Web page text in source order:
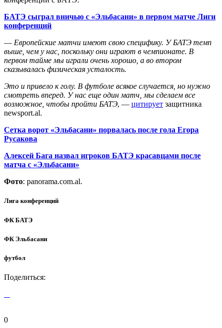
БАТЭ сыграл вничью с «Эльбасани» в первом матче Лиги
конференций
— Европейские матчи имеют свою специфику. У БАТЭ темп
выше, чем у нас, поскольку они играют в чемпионате. В
первом тайме мы играли очень хорошо, а во втором
сказывалась физическая усталость.
Это и привело к голу. В футболе всякое случается, но нужно
смотреть вперед. У нас еще один матч, мы сделаем все
возможное, чтобы пройти БАТЭ, — цитирует защитника
newsport.al.
Сетка ворот «Эльбасани» порвалась после гола Егора
Русакова
Алексей Бага назвал игроков БАТЭ красавцами после
матча с «Эльбасани»
Фото: panorama.com.al.
Лига конференций
ФК БАТЭ
ФК Эльбасани
футбол
Поделиться:
0